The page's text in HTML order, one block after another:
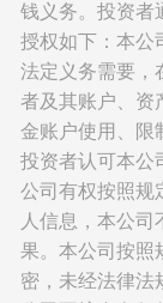
钱义务。投资者
授权如下：本公
法定义务需要，
者及其账户、资
金账户使用、限
投资者认可本公
公司有权按照规
人信息，本公
果。本公司按照
密，未经法律法